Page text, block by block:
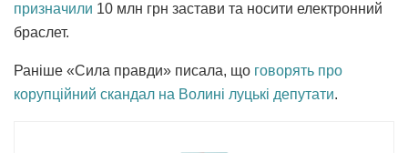
призначили 10 млн грн застави та носити електронний
браслет.
Раніше «Сила правди» писала, що говорять про
корупційний скандал на Волині луцькі депутати.